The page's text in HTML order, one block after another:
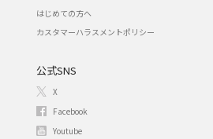
はじめての方へ
カスタマーハラスメントポリシー
公式SNS
X
Facebook
Youtube